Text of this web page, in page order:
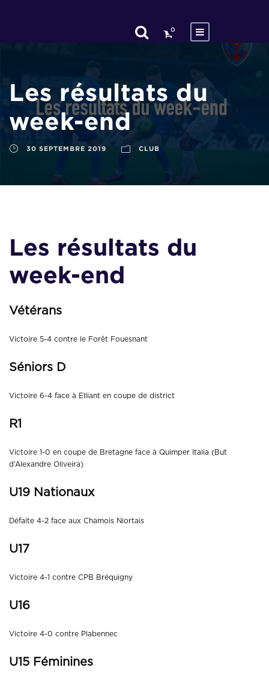
0
Les résultats du
week-end
30 SEPTEMBRE 2019 CLUB
Les résultats du
week-end
Vétérans
Victoire 5-4 contre le Forêt Fouesnant
Séniors D
Victoire 6-4 face à Elliant en coupe de district
R1
Victoire 1-0 en coupe de Bretagne face à Quimper Italia (But
d’Alexandre Oliveira)
U19 Nationaux
Défaite 4-2 face aux Chamois Niortais
U17
Victoire 4-1 contre CPB Bréquigny
U16
Victoire 4-0 contre Plabennec
U15 Féminines